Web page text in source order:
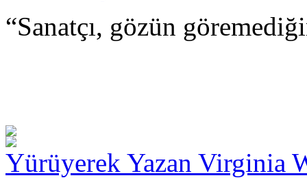
“Sanatçı, gözün
Yürüyerek Yazan Virginia